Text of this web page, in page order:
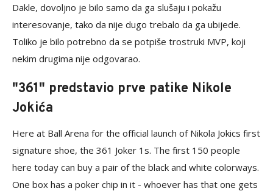
Dakle, dovoljno je bilo samo da ga slušaju i pokažu
interesovanje, tako da nije dugo trebalo da ga ubijede.
Toliko je bilo potrebno da se potpiše trostruki MVP, koji
nekim drugima nije odgovarao.
"361" predstavio prve patike Nikole
Jokića
Here at Ball Arena for the official launch of Nikola Jokics first
signature shoe, the 361 Joker 1s. The first 150 people
here today can buy a pair of the black and white colorways.
One box has a poker chip in it - whoever has that one gets